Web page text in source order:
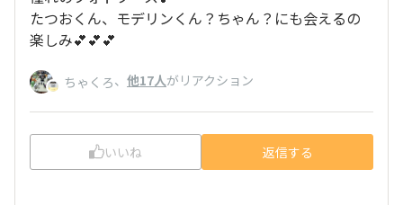
たつおくん、モデリンくん？ちゃん？にも会えるの
楽しみ💕💕💕
ちゃくろ、 他17人がリアクション
いいね 返信する